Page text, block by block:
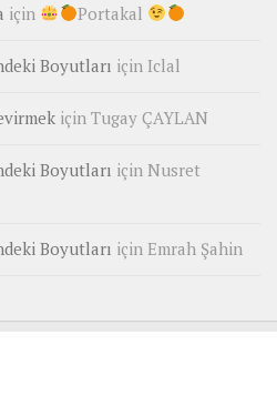
için Portakal
Boyutları için Iclal
için Tugay ÇAYLAN
Boyutları için Nusret
Boyutları için Emrah Şahin